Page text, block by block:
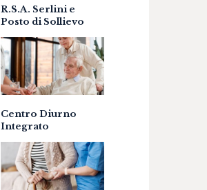
R.S.A. Serlini e
Posto di Sollievo
Centro Diurno
Integrato